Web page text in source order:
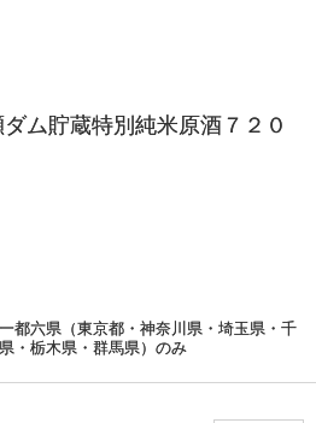
ダム貯蔵特別純米原酒７２０
都六県（東京都・神奈川県・埼玉県・千
・栃木県・群馬県）のみ